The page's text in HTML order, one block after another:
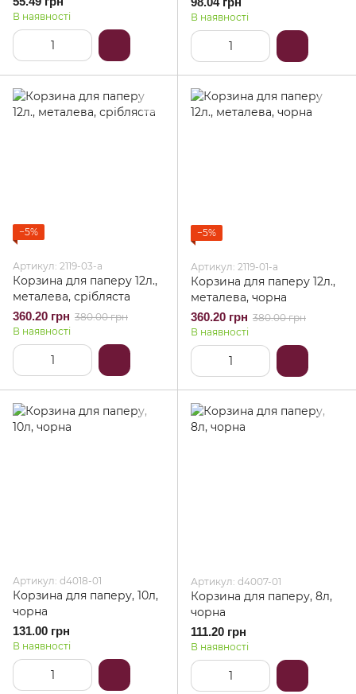
В наявності В наявності
−5%
Артикул: 2119-03-a
Корзина для паперу 12л.,
металева, срібляста
360.20 грн 380.00 грн
В наявності
−5%
Артикул: 2119-01-a
Корзина для паперу 12л.,
металева, чорна
360.20 грн 380.00 грн
В наявності
Артикул: d4018-01
Корзина для паперу, 10л,
чорна
131.00 грн
В наявності
Артикул: d4007-01
Корзина для паперу, 8л,
чорна
111.20 грн
В наявності